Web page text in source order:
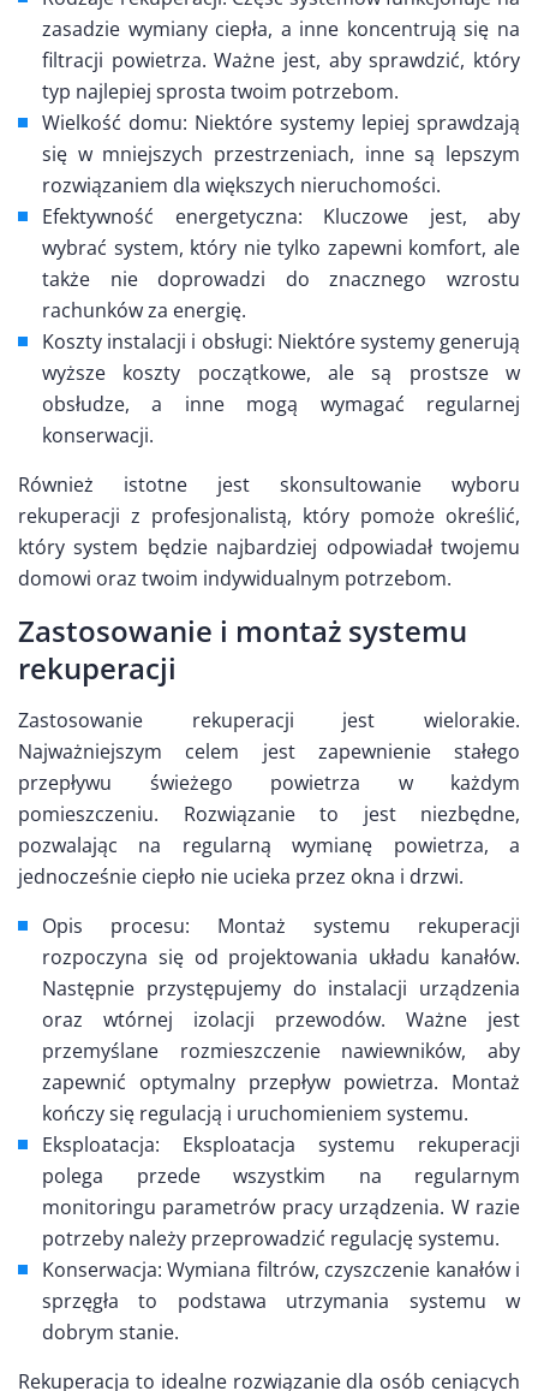
zasadzie wymiany ciepła, a inne koncentrują się na
filtracji powietrza. Ważne jest, aby sprawdzić, który
typ najlepiej sprosta twoim potrzebom.
Wielkość domu: Niektóre systemy lepiej sprawdzają
się w mniejszych przestrzeniach, inne są lepszym
rozwiązaniem dla większych nieruchomości.
Efektywność energetyczna: Kluczowe jest, aby
wybrać system, który nie tylko zapewni komfort, ale
także nie doprowadzi do znacznego wzrostu
rachunków za energię.
Koszty instalacji i obsługi: Niektóre systemy generują
wyższe koszty początkowe, ale są prostsze w
obsłudze, a inne mogą wymagać regularnej
konserwacji.
Również istotne jest skonsultowanie wyboru
rekuperacji z profesjonalistą, który pomoże określić,
który system będzie najbardziej odpowiadał twojemu
domowi oraz twoim indywidualnym potrzebom.
Zastosowanie i montaż systemu
rekuperacji
Zastosowanie rekuperacji jest wielorakie.
Najważniejszym celem jest zapewnienie stałego
przepływu świeżego powietrza w każdym
pomieszczeniu. Rozwiązanie to jest niezbędne,
pozwalając na regularną wymianę powietrza, a
jednocześnie ciepło nie ucieka przez okna i drzwi.
Opis procesu: Montaż systemu rekuperacji
rozpoczyna się od projektowania układu kanałów.
Następnie przystępujemy do instalacji urządzenia
oraz wtórnej izolacji przewodów. Ważne jest
przemyślane rozmieszczenie nawiewników, aby
zapewnić optymalny przepływ powietrza. Montaż
kończy się regulacją i uruchomieniem systemu.
Eksploatacja: Eksploatacja systemu rekuperacji
polega przede wszystkim na regularnym
monitoringu parametrów pracy urządzenia. W razie
potrzeby należy przeprowadzić regulację systemu.
Konserwacja: Wymiana filtrów, czyszczenie kanałów i
sprzęgła to podstawa utrzymania systemu w
dobrym stanie.
Rekuperacja to idealne rozwiązanie dla osób ceniących